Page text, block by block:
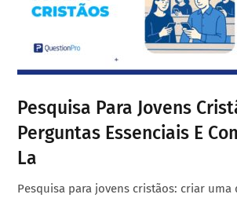
Pesquisa Para Jovens
Perguntas Essenciais E
La
Pesquisa para jovens cristãos: criar uma